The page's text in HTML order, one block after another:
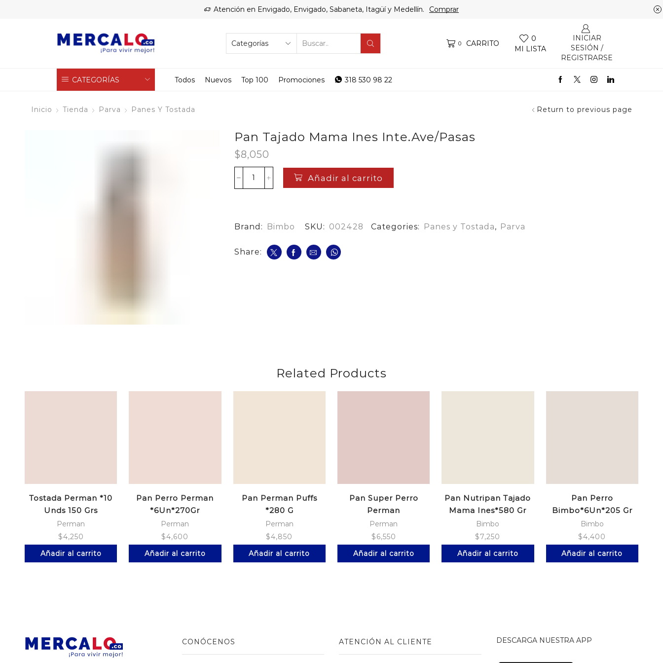
Atención en Envigado, Envigado, Sabaneta, Itagüí y Medellín. Comprar
SEARCH
0 CARRITO
0
MI LISTA
INICIAR
SESIÓN /
REGISTRARSE
CATEGORÍAS Todos Nuevos Top 100 Promociones 318 530 98 22
Inicio Tienda Parva Panes Y Tostada Return to previous page
Pan Tajado Mama Ines Inte.Ave/Pasas
$8,050
Pan
Tajado
Inte.Ave/Pasas
cantidad
Añadir al carrito
Brand: Bimbo SKU: 002428 Categories: Panes y Tostada, Parva
Share:
Related Products
Tostada Perman *10
Unds 150 Grs
Perman
$4,250
Añadir al carrito
Pan Perro Perman
*6Un*270Gr
Perman
$4,600
Añadir al carrito
Pan Perman Puffs
*280 G
Perman
$4,850
Añadir al carrito
Pan Super Perro
Perman
Ajonjoli*6Unds
Perman
$6,550
Añadir al carrito
Pan Nutripan Tajado
Mama Ines*580 Gr
Bimbo
$7,250
Añadir al carrito
Pan Perro
Bimbo*6Un*205 Gr
Bimbo
$4,400
Añadir al carrito
CONÓCENOS ATENCIÓN AL CLIENTE DESCARGA NUESTRA APP